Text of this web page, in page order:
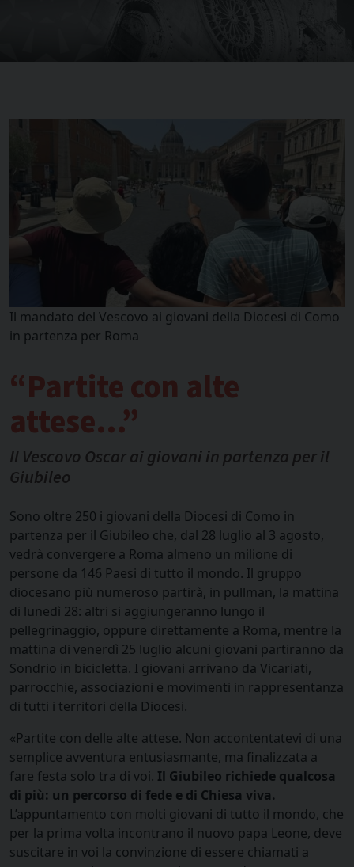
Il mandato del Vescovo ai giovani della Diocesi di Como
in partenza per Roma
“Partite con alte
attese…”
Il Vescovo Oscar ai giovani in partenza per il
Giubileo
Sono oltre 250 i giovani della Diocesi di Como in
partenza per il Giubileo che, dal 28 luglio al 3 agosto,
vedrà convergere a Roma almeno un milione di
persone da 146 Paesi di tutto il mondo. Il gruppo
diocesano più numeroso partirà, in pullman, la mattina
di lunedì 28: altri si aggiungeranno lungo il
pellegrinaggio, oppure direttamente a Roma, mentre la
mattina di venerdì 25 luglio alcuni giovani partiranno da
Sondrio in bicicletta. I giovani arrivano da Vicariati,
parrocchie, associazioni e movimenti in rappresentanza
di tutti i territori della Diocesi.
«Partite con delle alte attese. Non accontentatevi di una
semplice avventura entusiasmante, ma finalizzata a
fare festa solo tra di voi. Il Giubileo richiede qualcosa
di più: un percorso di fede e di Chiesa viva.
L’appuntamento con molti giovani di tutto il mondo, che
per la prima volta incontrano il nuovo papa Leone, deve
suscitare in voi la convinzione di essere chiamati a